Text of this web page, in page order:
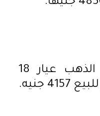
ولامس سعر جرام الذهب عيار 18